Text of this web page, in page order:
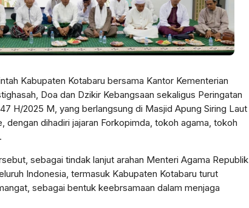
Kabupaten Kotabaru bersama Kantor Kementerian
Doa dan Dzikir Kebangsaan sekaligus Peringatan
H/2025 M, yang berlangsung di Masjid Apung Siring Laut
dengan dihadiri jajaran Forkopimda, tokoh agama, tokoh
sebagai tindak lanjut arahan Menteri Agama Republik
Indonesia, termasuk Kabupaten Kotabaru turut
sebagai bentuk keebrsamaan dalam menjaga